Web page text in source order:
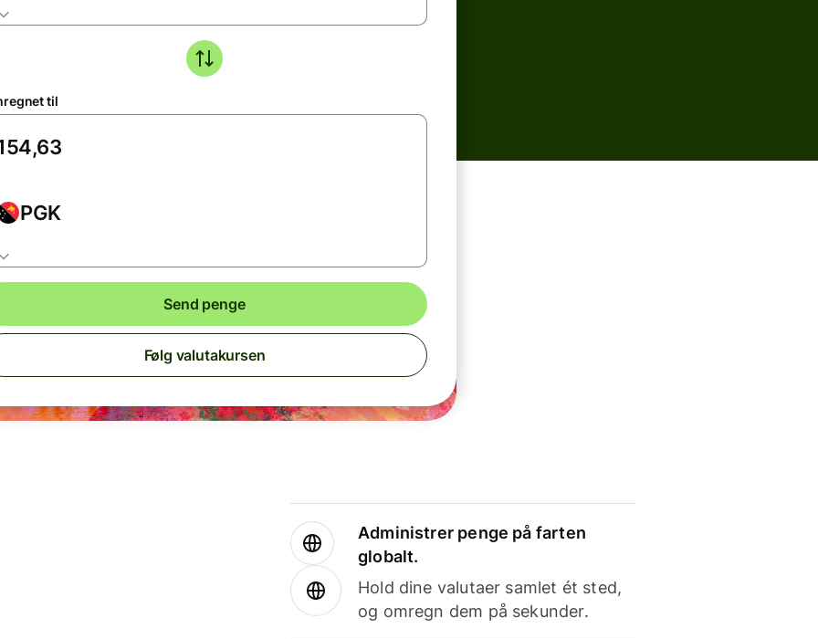
til
PGK
Send penge
Følg valutakursen
Administrer penge på farten
globalt.
Hold dine valutaer samlet ét sted,
og omregn dem på sekunder.